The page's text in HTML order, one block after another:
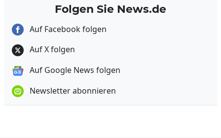
Folgen Sie News.de
Auf Facebook folgen
Auf X folgen
Auf Google News folgen
Newsletter abonnieren